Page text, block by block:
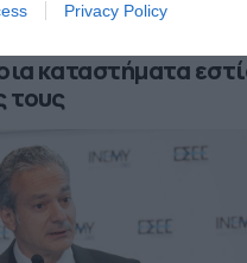
Privacy Policy
καταστήματα
τους